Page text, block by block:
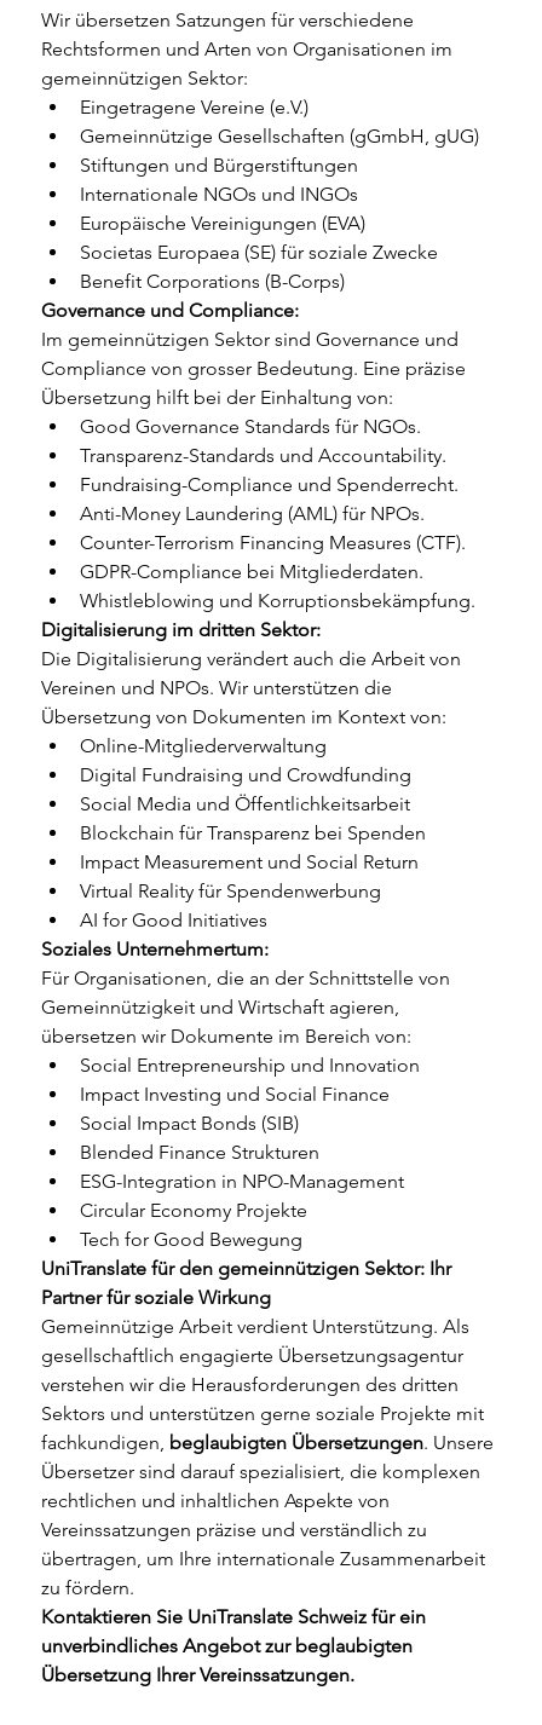
Wir übersetzen Satzungen für verschiedene
Rechtsformen und Arten von Organisationen im
gemeinnützigen Sektor:
Eingetragene Vereine (e.V.)
Gemeinnützige Gesellschaften (gGmbH, gUG)
Stiftungen und Bürgerstiftungen
Internationale NGOs und INGOs
Europäische Vereinigungen (EVA)
Societas Europaea (SE) für soziale Zwecke
Benefit Corporations (B-Corps)
Governance und Compliance:
Im gemeinnützigen Sektor sind Governance und
Compliance von grosser Bedeutung. Eine präzise
Übersetzung hilft bei der Einhaltung von:
Good Governance Standards für NGOs.
Transparenz-Standards und Accountability.
Fundraising-Compliance und Spenderrecht.
Anti-Money Laundering (AML) für NPOs.
Counter-Terrorism Financing Measures (CTF).
GDPR-Compliance bei Mitgliederdaten.
Whistleblowing und Korruptionsbekämpfung.
Digitalisierung im dritten Sektor:
Die Digitalisierung verändert auch die Arbeit von
Vereinen und NPOs. Wir unterstützen die
Übersetzung von Dokumenten im Kontext von:
Online-Mitgliederverwaltung
Digital Fundraising und Crowdfunding
Social Media und Öffentlichkeitsarbeit
Blockchain für Transparenz bei Spenden
Impact Measurement und Social Return
Virtual Reality für Spendenwerbung
AI for Good Initiatives
Soziales Unternehmertum:
Für Organisationen, die an der Schnittstelle von
Gemeinnützigkeit und Wirtschaft agieren,
übersetzen wir Dokumente im Bereich von:
Social Entrepreneurship und Innovation
Impact Investing und Social Finance
Social Impact Bonds (SIB)
Blended Finance Strukturen
ESG-Integration in NPO-Management
Circular Economy Projekte
Tech for Good Bewegung
UniTranslate für den gemeinnützigen Sektor: Ihr
Partner für soziale Wirkung
Gemeinnützige Arbeit verdient Unterstützung. Als
gesellschaftlich engagierte Übersetzungsagentur
verstehen wir die Herausforderungen des dritten
Sektors und unterstützen gerne soziale Projekte mit
fachkundigen, beglaubigten Übersetzungen. Unsere
Übersetzer sind darauf spezialisiert, die komplexen
rechtlichen und inhaltlichen Aspekte von
Vereinssatzungen präzise und verständlich zu
übertragen, um Ihre internationale Zusammenarbeit
zu fördern.
Kontaktieren Sie UniTranslate Schweiz für ein
unverbindliches Angebot zur beglaubigten
Übersetzung Ihrer Vereinssatzungen.